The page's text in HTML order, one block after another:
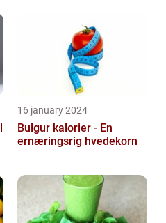
16 january 2024
Bulgur kalorier - En
ernæringsrig hvedekorn